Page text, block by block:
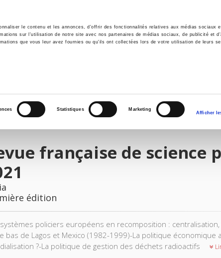
le contenu et les annonces, d'offrir des fonctionnalités relatives aux médias sociaux
sur l'utilisation de notre site avec nos partenaires de médias sociaux, de publicité et
que vous leur avez fournies ou qu'ils ont collectées lors de votre utilisation de leurs
Statistiques Marketing
Afficher
Environnement Histoire International
française de science
édition
policiers européens en recomposition :
bas de Lagos et Mexico (1982-1999)-La politique
?-La politique de gestion des déchets radioactifs